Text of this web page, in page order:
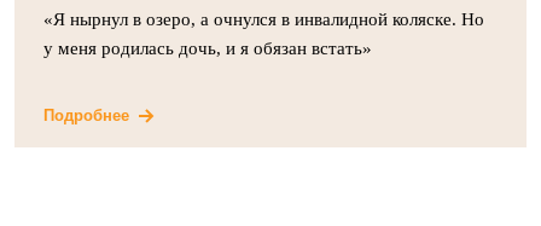
«Я нырнул в озеро, а очнулся в инвалидной коляске. Но
у меня родилась дочь, и я обязан встать»
Подробнее